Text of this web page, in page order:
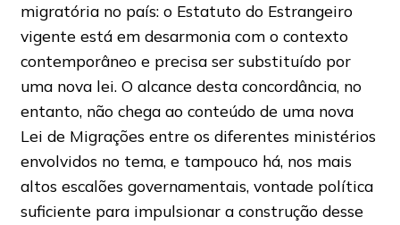
migratória no país: o Estatuto do Estrangeiro
vigente está em desarmonia com o contexto
contemporâneo e precisa ser substituído por
uma nova lei. O alcance desta concordância, no
entanto, não chega ao conteúdo de uma nova
Lei de Migrações entre os diferentes ministérios
envolvidos no tema, e tampouco há, nos mais
altos escalões governamentais, vontade política
suficiente para impulsionar a construção desse